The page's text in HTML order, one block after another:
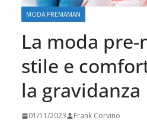
MODA PREMAMAN
La moda
stile e
la gravidanza
01/11/2023 Frank Corvino